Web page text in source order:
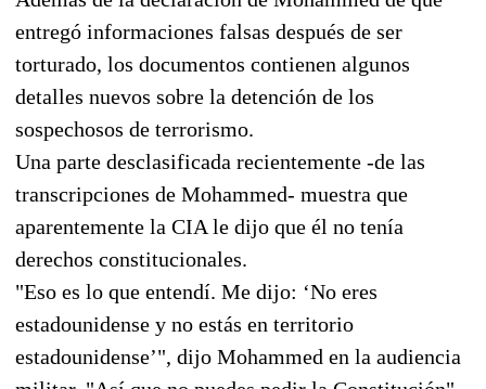
entregó informaciones falsas después de ser
torturado, los documentos contienen algunos
detalles nuevos sobre la detención de los
sospechosos de terrorismo.
Una parte desclasificada recientemente -de las
transcripciones de Mohammed- muestra que
aparentemente la CIA le dijo que él no tenía
derechos constitucionales.
"Eso es lo que entendí. Me dijo: ‘No eres
estadounidense y no estás en territorio
estadounidense’", dijo Mohammed en la audiencia